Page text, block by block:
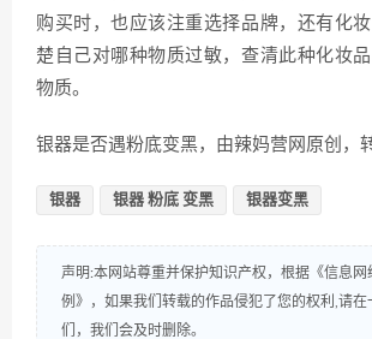
购买时，也应该注重选择品牌，还有化
楚自己对哪种物质过敏，查清此种化妆
物质。
银器是否遇粉底变黑，由辣妈营网原创，
银器 银器 粉底 变黑 银器变黑
声明:本网站尊重并保护知识产权，根据《信息网
例》，如果我们转载的作品侵犯了您的权利,请在
们，我们会及时删除。